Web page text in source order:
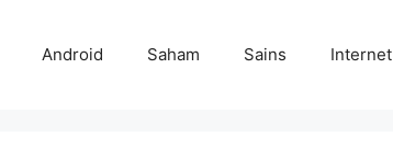
Android Saham Sains Internet